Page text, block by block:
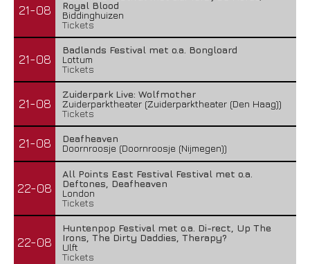
21-08
Royal Blood
Biddinghuizen
Tickets
21-08
Badlands Festival met o.a. Bongloard
Lottum
Tickets
21-08
Zuiderpark Live: Wolfmother
Zuiderparktheater (Zuiderparktheater (Den Haag))
Tickets
21-08
Deafheaven
Doornroosje (Doornroosje (Nijmegen))
22-08
All Points East Festival Festival met o.a.
Deftones, Deafheaven
London
Tickets
22-08
Huntenpop Festival met o.a. Di-rect, Up The
Irons, The Dirty Daddies, Therapy?
Ulft
Tickets